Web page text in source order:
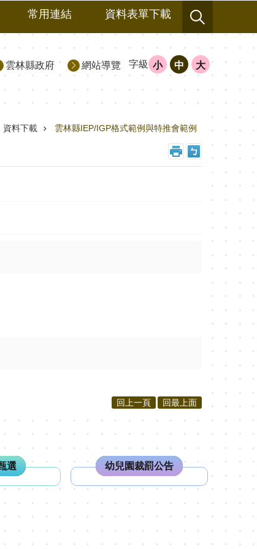
常用連結 資料表單下載
雲林縣政府 網站導覽 字級 小 中 大
資料下載 雲林縣IEP/IGP格式範例與特推會範例
回上一頁 回最上面
選 幼兒園裁罰公告